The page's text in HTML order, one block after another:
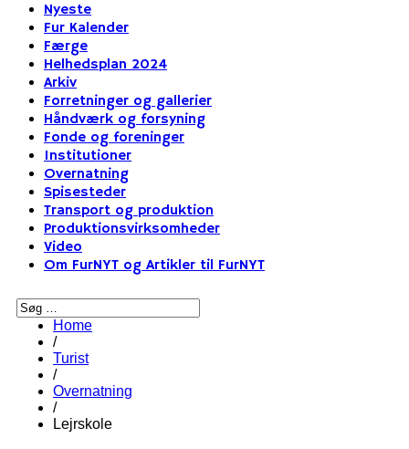
Nyeste
Fur Kalender
Færge
Helhedsplan 2024
Arkiv
Forretninger og gallerier
Håndværk og forsyning
Fonde og foreninger
Institutioner
Overnatning
Spisesteder
Transport og produktion
Produktionsvirksomheder
Video
Om FurNYT og Artikler til FurNYT
Home
/
Turist
/
Overnatning
/
Lejrskole